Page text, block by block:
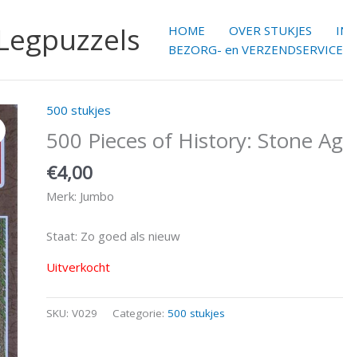
HOME OVER STUKJES
BEZORG- en VERZENDSERVICE
500 stukjes
500 Pieces of History: Stone
€4,00
Merk: Jumbo
Staat: Zo goed als nieuw
Uitverkocht
SKU: V029 Categorie: 500 stukjes